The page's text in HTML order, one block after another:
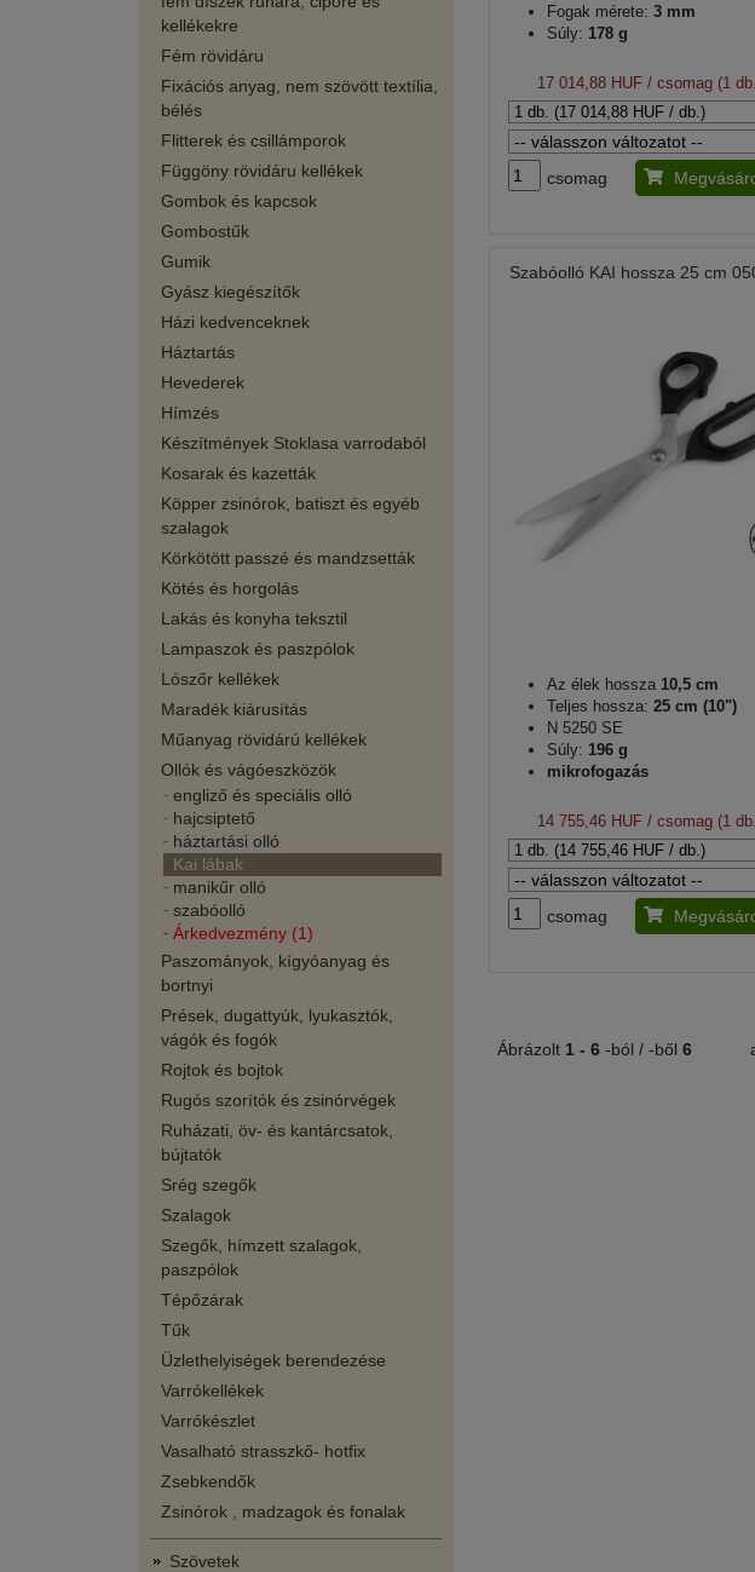
kellékekre
Fém rövidáru
Fixációs anyag, nem szövött textília,
bélés
Flitterek és csillámporok
Függöny rövidáru kellékek
Gombok és kapcsok
Gombostűk
Gumik
Gyász kiegészítők
Házi kedvenceknek
Háztartás
Hevederek
Hímzés
Készítmények Stoklasa varrodaból
Kosarak és kazetták
Köpper zsinórok, batiszt és egyéb
szalagok
Körkötött passzé és mandzsetták
Kötés és horgolás
Lakás és konyha teksztil
Lampaszok és paszpólok
Lószőr kellékek
Maradék kiárusítás
Műanyag rövidárú kellékek
Ollók és vágóeszközök
engliző és speciális olló
hajcsiptető
háztartási olló
Kai lábak
manikűr olló
szabóolló
Árkedvezmény (1)
Paszományok, kígyóanyag és
bortnyi
Prések, dugattyúk, lyukasztók,
vágók és fogók
Rojtok és bojtok
Rugós szorítók és zsinórvégek
Ruházati, öv- és kantárcsatok,
bújtatók
Srég szegők
Szalagok
Szegők, hímzett szalagok,
paszpólok
Tépőzárak
Tűk
Üzlethelyiségek berendezése
Varrókellékek
Varrókészlet
Vasalható strasszkő- hotfix
Zsebkendők
Zsinórok , madzagok és fonalak
Szövetek
Fogak mérete: 3 mm
Súly: 178 g
17 014,88 HUF / csomag (1
csomag
Szabóolló KAI hossza 25 cm
Az élek hossza 10,5 cm
Teljes hossza: 25 cm (10")
N 5250 SE
Súly: 196 g
mikrofogazás
14 755,46 HUF / csomag (1
csomag
Ábrázolt 1 - 6 -ból / -ből 6